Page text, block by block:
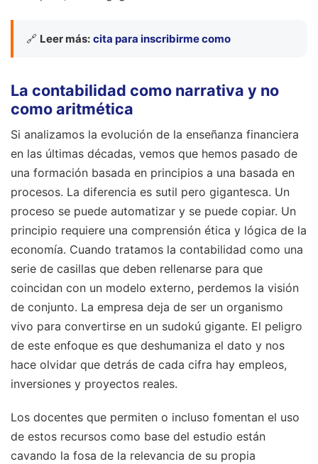
🔗 Leer más: cita para inscribirme como
La contabilidad como narrativa y no
como aritmética
Si analizamos la evolución de la enseñanza financiera
en las últimas décadas, vemos que hemos pasado de
una formación basada en principios a una basada en
procesos. La diferencia es sutil pero gigantesca. Un
proceso se puede automatizar y se puede copiar. Un
principio requiere una comprensión ética y lógica de la
economía. Cuando tratamos la contabilidad como una
serie de casillas que deben rellenarse para que
coincidan con un modelo externo, perdemos la visión
de conjunto. La empresa deja de ser un organismo
vivo para convertirse en un sudokú gigante. El peligro
de este enfoque es que deshumaniza el dato y nos
hace olvidar que detrás de cada cifra hay empleos,
inversiones y proyectos reales.
Los docentes que permiten o incluso fomentan el uso
de estos recursos como base del estudio están
cavando la fosa de la relevancia de su propia